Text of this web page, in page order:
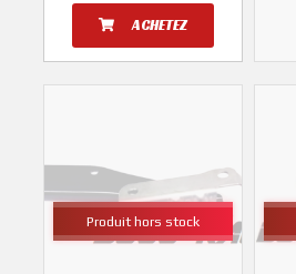
ACHETEZ
Produit hors stock